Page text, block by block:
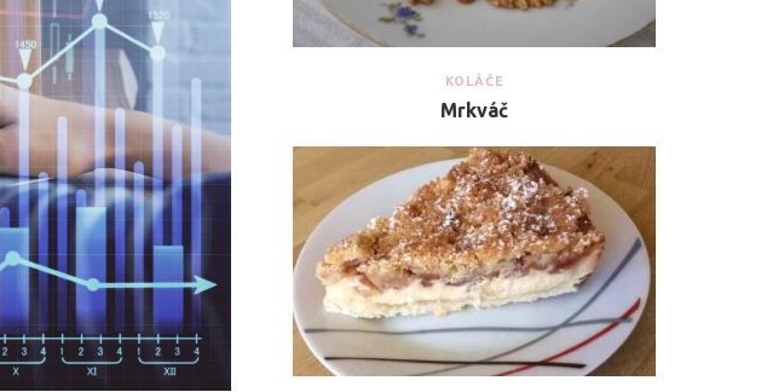
KOLÁČE
Mrkváč